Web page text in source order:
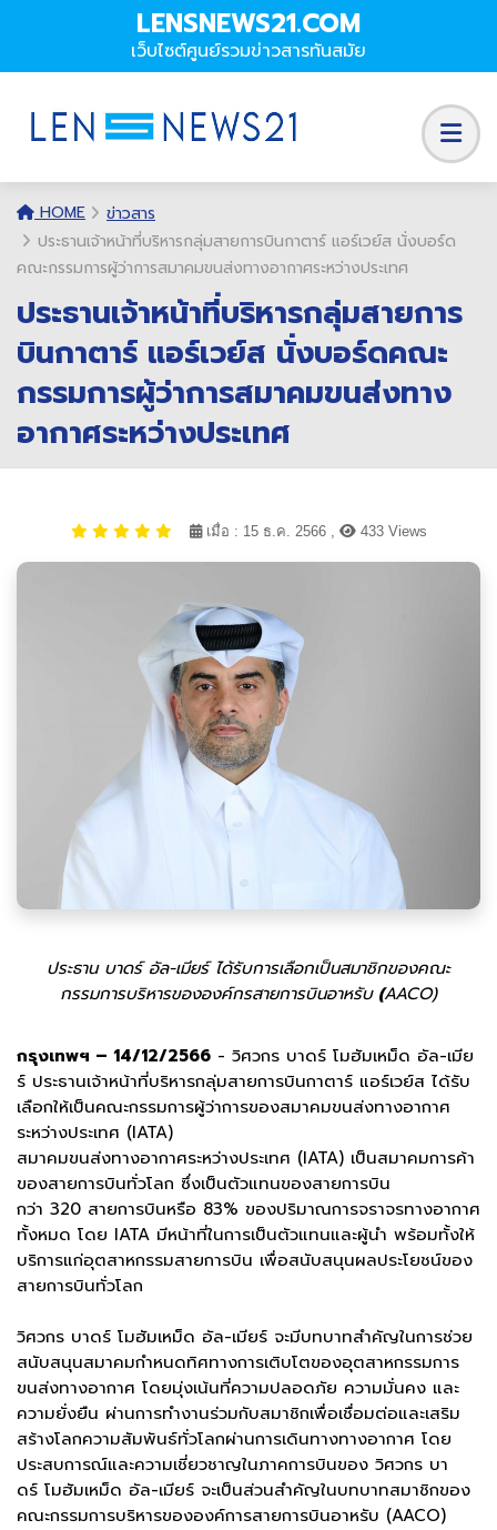
LENSNEWS21.COM
เว็บไซต์ศูนย์รวมข่าวสารทันสมัย
HOME
ข่าวสาร
ประธานเจ้าหน้าที่บริหารกลุ่มสายการบินกาตาร์ แอร์เวย์ส นั่งบอร์ด
คณะกรรมการผู้ว่าการสมาคมขนส่งทางอากาศระหว่างประเทศ
ประธานเจ้าหน้าที่บริหารกลุ่มสายการ
บินกาตาร์ แอร์เวย์ส นั่งบอร์ดคณะ
กรรมการผู้ว่าการสมาคมขนส่งทาง
อากาศระหว่างประเทศ
เมื่อ : 15 ธ.ค. 2566 , 433 Views
ประธาน บาดร์ อัล-เมียร์ ได้รับการเลือกเป็นสมาชิกของคณะ
กรรมการบริหารขององค์กรสายการบินอาหรับ (AACO)
กรุงเทพฯ – 14/12/2566 - วิศวกร บาดร์ โมฮัมเหม็ด อัล-เมีย
ร์ ประธานเจ้าหน้าที่บริหารกลุ่มสายการบินกาตาร์ แอร์เวย์ส ได้รับ
เลือกให้เป็นคณะกรรมการผู้ว่าการของสมาคมขนส่งทางอากาศ
ระหว่างประเทศ (IATA)
สมาคมขนส่งทางอากาศระหว่างประเทศ (IATA) เป็นสมาคมการค้า
ของสายการบินทั่วโลก ซึ่งเป็นตัวแทนของสายการบิน
กว่า 320 สายการบินหรือ 83% ของปริมาณการจราจรทางอากาศ
ทั้งหมด โดย IATA มีหน้าที่ในการเป็นตัวแทนและผู้นํา พร้อมทั้งให้
บริการแก่อุตสาหกรรมสายการบิน เพื่อสนับสนุนผลประโยชน์ของ
สายการบินทั่วโลก
วิศวกร บาดร์ โมฮัมเหม็ด อัล-เมียร์ จะมีบทบาทสำคัญในการช่วย
สนับสนุนสมาคมกําหนดทิศทางการเติบโตของอุตสาหกรรมการ
ขนส่งทางอากาศ โดยมุ่งเน้นที่ความปลอดภัย ความมั่นคง และ
ความยั่งยืน ผ่านการทํางานร่วมกับสมาชิกเพื่อเชื่อมต่อและเสริม
สร้างโลกความสัมพันธ์ทั่วโลกผ่านการเดินทางทางอากาศ โดย
ประสบการณ์และความเชี่ยวชาญในภาคการบินของ วิศวกร บา
ดร์ โมฮัมเหม็ด อัล-เมียร์ จะเป็นส่วนสำคัญในบทบาทสมาชิกของ
คณะกรรมการบริหารขององค์การสายการบินอาหรับ (AACO)